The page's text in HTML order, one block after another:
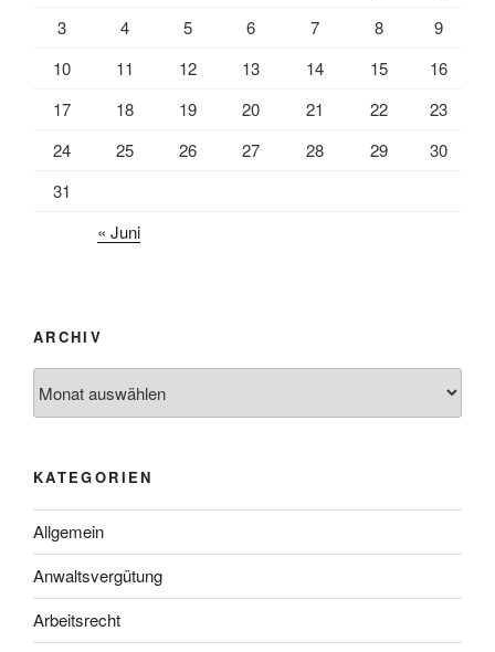
3
4 5 6 7 8
9
10
11 12 13 14 15
16
17
18 19 20 21 22
23
24
25 26 27 28 29
30
31
« Juni
ARCHIV
KATEGORIEN
Allgemein
Anwaltsvergütung
Arbeitsrecht